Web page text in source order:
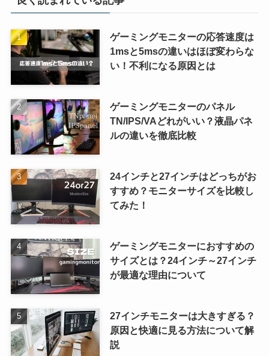
ゲーミングモニターの応答速度は
1msと5msの違いはほぼ変わらな
い！不利になる原因とは
ゲーミングモニターのパネル
TN/IPS/VAどれがいい？液晶パネ
ルの違いを徹底比較
24インチと27インチはどっちがお
すすめ？モニターサイズを比較し
てみた！
ゲーミングモニターにおすすめの
サイズとは？24インチ～27インチ
が最適な理由について
27インチモニターは大きすぎる？
原因と快適に見る方法について解
説